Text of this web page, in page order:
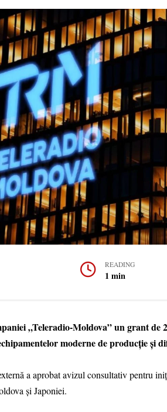
READING
1 min
„Teleradio-Moldova” un grant de
moderne de producție și
a aprobat avizul consultativ pentru
și Japoniei.